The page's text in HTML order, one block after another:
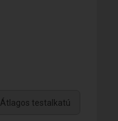
Átlagos testalkatú